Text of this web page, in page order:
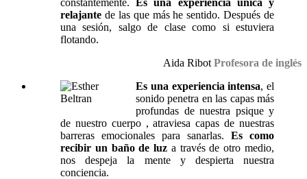
relajante de las que más he sentido. Después de
una sesión, salgo de clase como si estuviera
flotando.
Aida Ribot Profesora de inglés
Es una experiencia intensa, el
sonido penetra en las capas más
profundas de nuestra psique y
de nuestro cuerpo , atraviesa capas de nuestras
barreras emocionales para sanarlas. Es como
recibir un baño de luz a través de otro medio,
nos despeja la mente y despierta nuestra
conciencia.